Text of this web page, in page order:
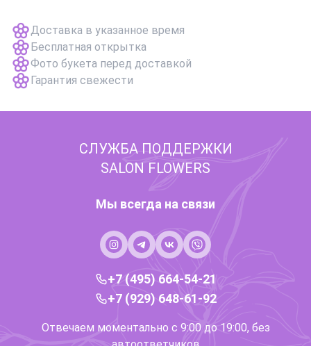
Доставка в указанное время
Бесплатная открытка
Фото букета перед доставкой
Гарантия свежести
СЛУЖБА ПОДДЕРЖКИ
SALON FLOWERS
Мы всегда на связи
+7 (495) 664-54-21
+7 (929) 648-61-92
Отвечаем моментально с 9:00 до 19:00, без